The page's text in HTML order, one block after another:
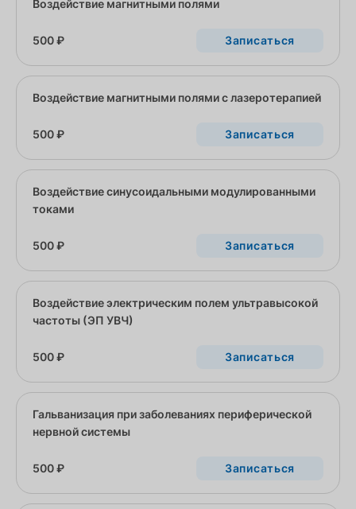
Воздействие магнитными полями
500 ₽ Записаться
Воздействие магнитными полями с лазеротерапией
500 ₽ Записаться
Воздействие синусоидальными модулированными
токами
500 ₽ Записаться
Воздействие электрическим полем ультравысокой
частоты (ЭП УВЧ)
500 ₽ Записаться
Гальванизация при заболеваниях периферической
нервной системы
500 ₽ Записаться